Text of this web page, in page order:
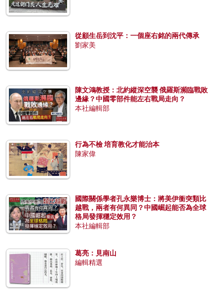
從顧生岳到沈平：一個座右銘的兩代傳承
劉家美
陳文鴻教授：北約縱深空襲 俄羅斯瀕臨戰敗
邊緣？中國零部件能左右戰局走向？
本社編輯部
行為不檢 培育教化才能治本
陳家偉
國際關係學者孔永樂博士：將美伊衝突類比
越戰，兩者有何異同？中國崛起能否為全球
格局發揮穩定效用？
本社編輯部
葛亮：見南山
編輯精選